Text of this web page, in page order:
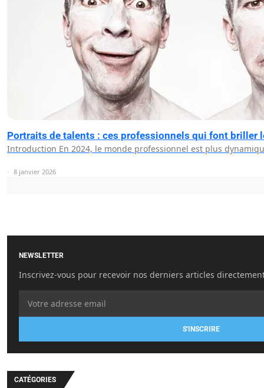
Portraits de talents : ces professionnels qui font briller
Introduction En 2024, le monde professionnel est plus
8 janvier 2026
NEWSLETTER
Inscrivez-vous pour recevoir nos derniers articles
S'INSCRIRE
CATÉGORIES